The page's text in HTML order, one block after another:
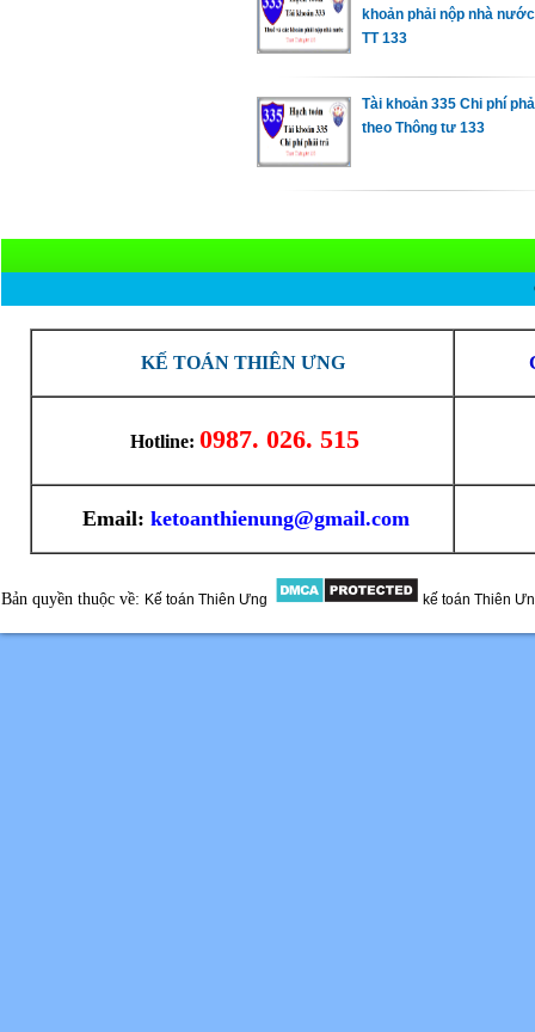
khoản phải nộp nhà
TT 133
Tài khoản 335 Chi phí
theo Thông tư 133
KẾ TOÁN THIÊN ƯNG
Hotline: 0987. 026. 515
Email: ketoanthienung@gmail.com
Bản quyền thuộc về: Kế toán Thiên Ưng kế toán Thiên